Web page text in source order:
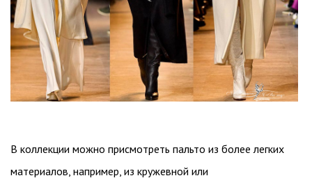
В коллекции можно присмотреть пальто из более легких
материалов, например, из кружевной или